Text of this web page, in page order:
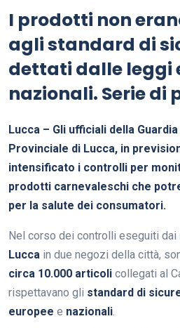
I prodotti non
agli standard di
dettati dalle leggi
nazionali. Serie di
Lucca – Gli ufficiali della
Provinciale di Lucca, in
intensificato i controlli per
prodotti carnevaleschi che
per la salute dei consumatori.
Nel corso dei controlli eseguiti dai
Lucca in due negozi della città,
circa 10.000 articoli collegati al
rispettavano gli standard di
europee e nazionali.